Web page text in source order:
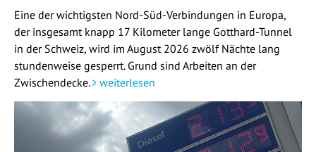
Eine der wichtigsten Nord-Süd-Verbindungen in Europa,
der insgesamt knapp 17 Kilometer lange Gotthard-Tunnel
in der Schweiz, wird im August 2026 zwölf Nächte lang
stundenweise gesperrt. Grund sind Arbeiten an der
Zwischendecke.
weiterlesen